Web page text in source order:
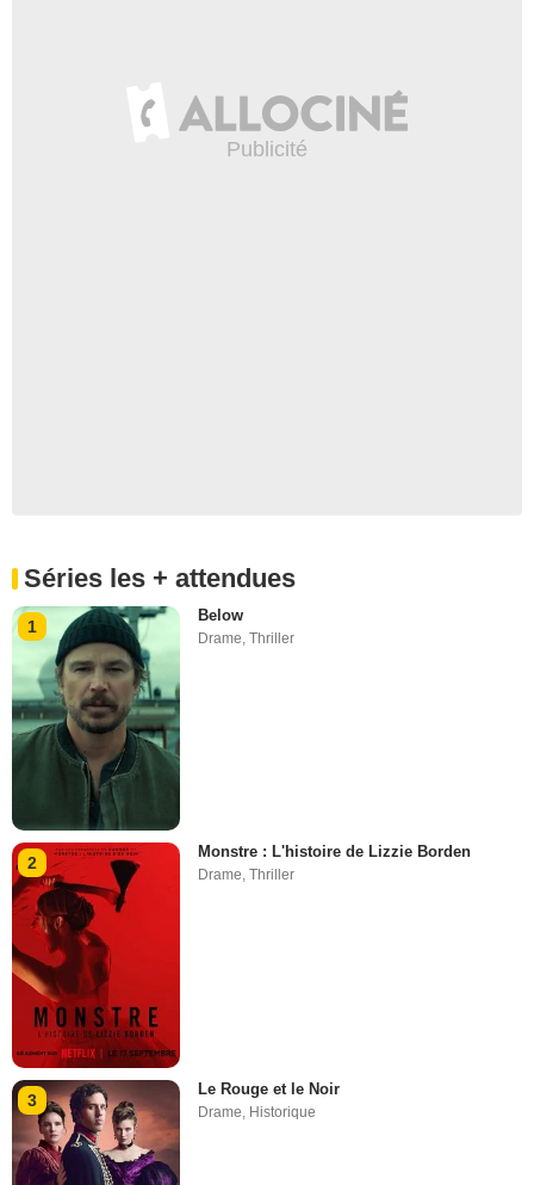
Séries les + attendues
1
Below
Drame,Thriller
2
Monstre : L'histoire de Lizzie Borden
Drame,Thriller
3
Le Rouge et le Noir
Drame Historique